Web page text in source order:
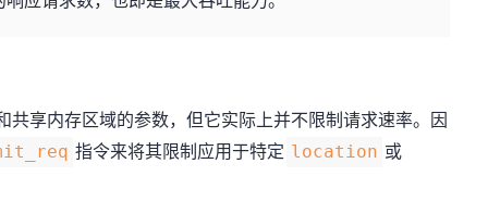
共享内存区域的参数，但它实际上并不限制请求速率。因
指令来将其限制应用于特定 location 或